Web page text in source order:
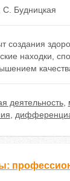
С. Будницкая
создания
находки,
деятельность,